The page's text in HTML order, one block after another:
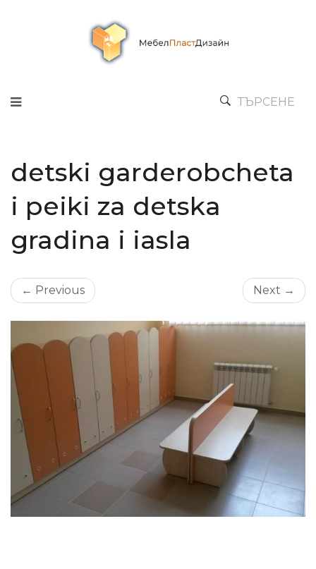
ТЪРСЕНЕ
detski garderobcheta
i peiki za detska
gradina i iasla
← Previous Next →